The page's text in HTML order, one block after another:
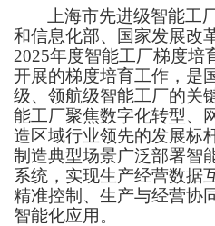
上海市先进级智能工
和信息化部、国家发展改
2025年度智能工厂梯度培
开展的梯度培育工作，是
级、领航级智能工厂的关
能工厂聚焦数字化转型、
造区域行业领先的发展标
制造典型场景广泛部署智
系统，实现生产经营数据
精准控制、生产与经营协
智能化应用。